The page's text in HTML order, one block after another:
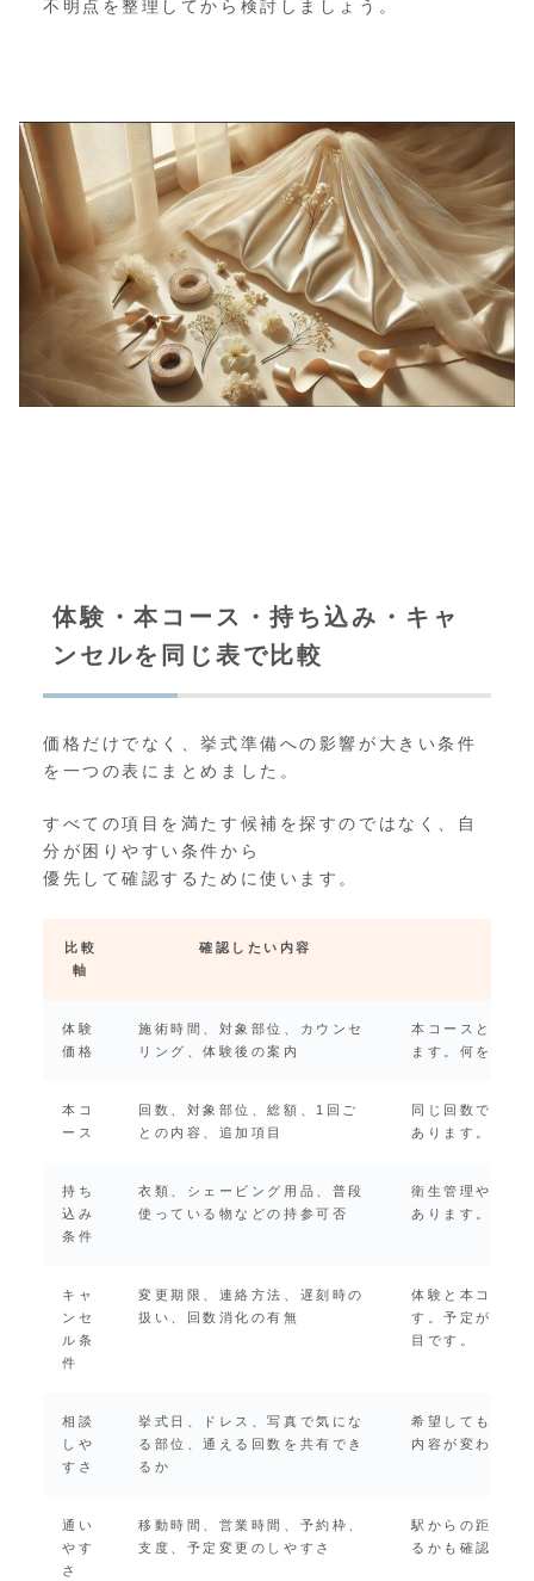
不明点を整理してから検討しましょう。
体験・本コース・持ち込み・キャ
ンセルを同じ表で比較
価格だけでなく、挙式準備への影響が大きい条件
を一つの表にまとめました。
すべての項目を満たす候補を探すのではなく、自
分が困りやすい条件から
優先して確認するために使います。
比較
軸
確認したい内容
体験
価格
施術時間、対象部位、カウンセ
リング、体験後の案内
本コースと内容
ます。何を試せ
本コ
ース
回数、対象部位、総額、1回ご
との内容、追加項目
同じ回数でも施
あります。総額
持ち
込み
条件
衣類、シェービング用品、普段
使っている物などの持参可否
衛生管理や施術
あります。必要
キャ
ンセ
ル条
件
変更期限、連絡方法、遅刻時の
扱い、回数消化の有無
体験と本コース
す。予定が変わ
目です。
相談
しや
すさ
挙式日、ドレス、写真で気にな
る部位、通える回数を共有でき
るか
希望しても、残
内容が変わる場
通い
やす
さ
移動時間、営業時間、予約枠、
支度、予定変更のしやすさ
駅からの距離だ
るかも確認しま